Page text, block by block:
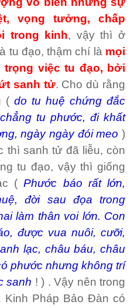
vọng tưởng, chấp
trong kinh, vậy thì ở
tu đạo, thậm chí là mọi
việc tu đạo, bởi
sanh tử. Cho dù rằng
( do tu huệ chứng đắc
tu phước, đi khất
ngày ngày đói meo )
thì sanh tử đã liễu, còn
tu đạo, vậy thì giống
(Phước báo rất lớn,
đời sau đọa trong
làm thân voi lớn. Con
được vua nuôi, cưỡi,
lạc, châu báu, châu
phước nhưng không trí
sanh ! ) . Vậy nên trong
Pháp Bảo Đàn có